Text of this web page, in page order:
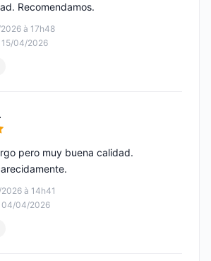
à 17h48
15/04/2026
Recomendamos.
à 14h41
04/04/2026
pero muy buena calidad.